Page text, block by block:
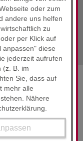
oder zum
andere uns helfen
zu
per Klick auf
anpassen" diese
jederzeit aufrufen
(z. B. im
Sie, dass auf
mehr alle
Nähere